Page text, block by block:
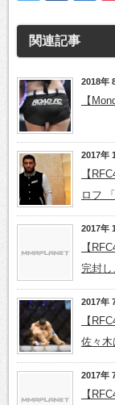
関連記事
2018年
【
2017年
【
ロフ
2017年
【
完封し
2017年
【
佐々
2017年
【